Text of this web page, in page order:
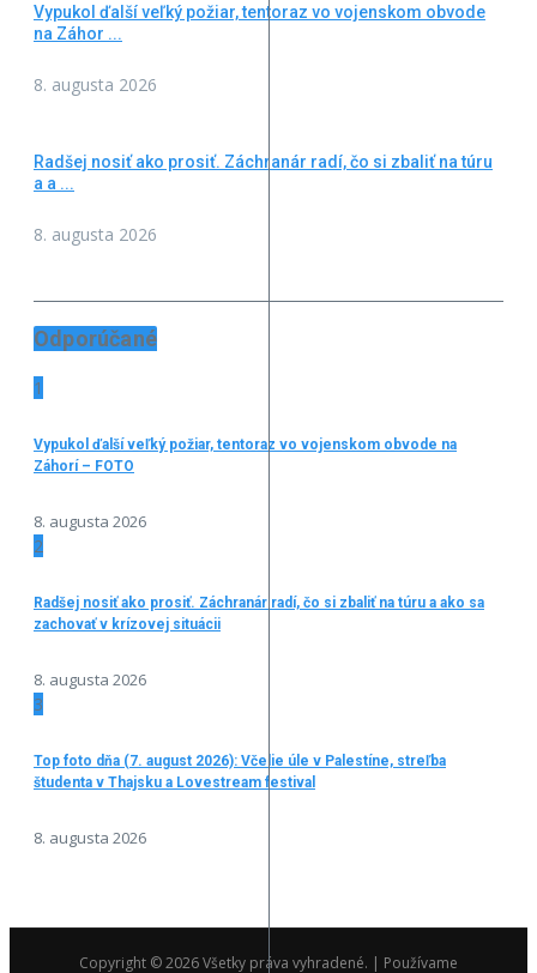
Vypukol ďalší veľký požiar, tentoraz vo vojenskom obvode
na Záhor ...
8. augusta 2026
Radšej nosiť ako prosiť. Záchranár radí, čo si zbaliť na túru
a a ...
8. augusta 2026
Odporúčané
1
Vypukol ďalší veľký požiar, tentoraz vo vojenskom obvode na
Záhorí – FOTO
8. augusta 2026
2
Radšej nosiť ako prosiť. Záchranár radí, čo si zbaliť na túru a ako sa
zachovať v krízovej situácii
8. augusta 2026
3
Top foto dňa (7. august 2026): Včelie úle v Palestíne, streľba
študenta v Thajsku a Lovestream festival
8. augusta 2026
Copyright © 2026 Všetky práva vyhradené. | Používame